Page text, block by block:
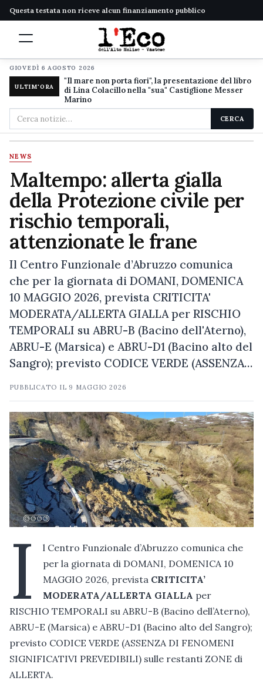
Questa testata non riceve alcun finanziamento pubblico
GIOVEDÌ 6 AGOSTO 2026
ULTIM'ORA
"Il mare non porta fiori", la presentazione del libro
di Lina Colacillo nella "sua" Castiglione Messer
Marino
Cerca
nel
sito
CERCA
NEWS
Maltempo: allerta gialla
della Protezione civile per
rischio temporali,
attenzionate le frane
Il Centro Funzionale d’Abruzzo comunica
che per la giornata di DOMANI, DOMENICA
10 MAGGIO 2026, prevista CRITICITA'
MODERATA/ALLERTA GIALLA per RISCHIO
TEMPORALI su ABRU-B (Bacino dell'Aterno),
ABRU-E (Marsica) e ABRU-D1 (Bacino alto del
Sangro); previsto CODICE VERDE (ASSENZA…
PUBBLICATO IL 9 MAGGIO 2026
I
l Centro Funzionale d’Abruzzo comunica che
per la giornata di DOMANI, DOMENICA 10
MAGGIO 2026, prevista CRITICITA’
MODERATA/ALLERTA GIALLA per
RISCHIO TEMPORALI su ABRU-B (Bacino dell’Aterno),
ABRU-E (Marsica) e ABRU-D1 (Bacino alto del Sangro);
previsto CODICE VERDE (ASSENZA DI FENOMENI
SIGNIFICATIVI PREVEDIBILI) sulle restanti ZONE di
ALLERTA.